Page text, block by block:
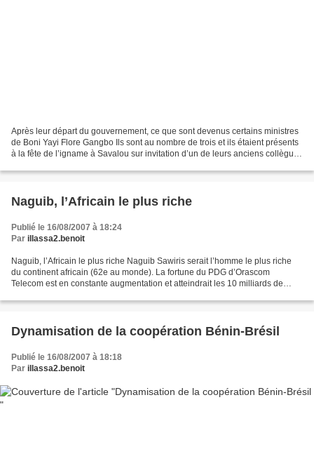
Après leur départ du gouvernement, ce que sont devenus certains ministres
de Boni Yayi Flore Gangbo Ils sont au nombre de trois et ils étaient présents
à la fête de l’igname à Savalou sur invitation d’un de leurs anciens collègues
Naguib, l’Africain le plus riche
Publié le 16/08/2007 à 18:24
Par illassa2.benoit
Naguib, l’Africain le plus riche Naguib Sawiris serait l’homme le plus riche
du continent africain (62e au monde). La fortune du PDG d’Orascom
Telecom est en constante augmentation et atteindrait les 10 milliards de
Dynamisation de la coopération Bénin-Brésil
Publié le 16/08/2007 à 18:18
Par illassa2.benoit